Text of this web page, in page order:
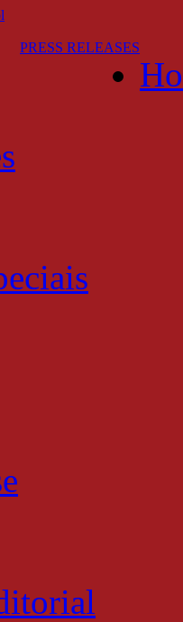
PRESS RELEASES